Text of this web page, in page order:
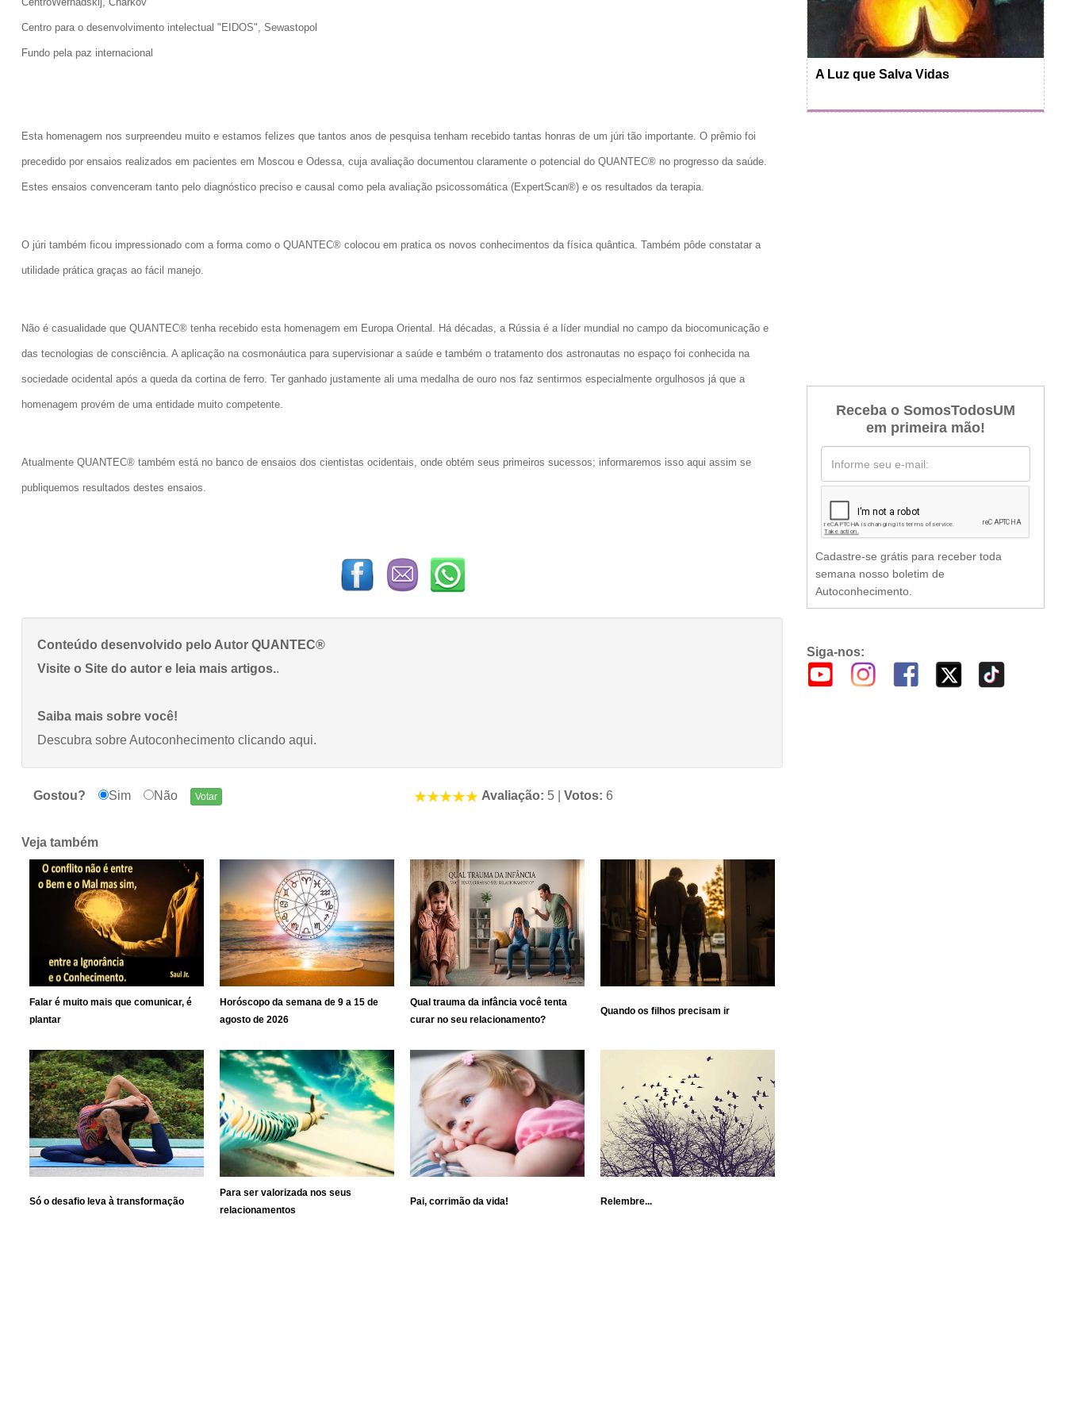
Centro para o desenvolvimento intelectual "EIDOS", Sewastopol
Fundo pela paz internacional
Esta homenagem nos surpreendeu muito e estamos felizes que tantos anos de pesquisa tenham recebido tantas honras de um júri tão importante. O prêmio foi
precedido por ensaios realizados em pacientes em Moscou e Odessa, cuja avaliação documentou claramente o potencial do QUANTEC® no progresso da saúde.
Estes ensaios convenceram tanto pelo diagnóstico preciso e causal como pela avaliação psicossomática (ExpertScan®) e os resultados da terapia.
O júri também ficou impressionado com a forma como o QUANTEC® colocou em pratica os novos conhecimentos da física quântica. Também pôde constatar a
utilidade prática graças ao fácil manejo.
Não é casualidade que QUANTEC® tenha recebido esta homenagem em Europa Oriental. Há décadas, a Rússia é a líder mundial no campo da biocomunicação e
das tecnologias de consciência. A aplicação na cosmonáutica para supervisionar a saúde e também o tratamento dos astronautas no espaço foi conhecida na
sociedade ocidental após a queda da cortina de ferro. Ter ganhado justamente ali uma medalha de ouro nos faz sentirmos especialmente orgulhosos já que a
homenagem provém de uma entidade muito competente.
Atualmente QUANTEC® também está no banco de ensaios dos cientistas ocidentais, onde obtém seus primeiros sucessos; informaremos isso aqui assim se
publiquemos resultados destes ensaios.
Conteúdo desenvolvido pelo Autor QUANTEC®
Visite o Site do autor e leia mais artigos..
Saiba mais sobre você!
Descubra sobre Autoconhecimento clicando aqui.
Gostou? Sim Não Avaliação: 5| Votos: 6
Veja também
Falar é muito mais que comunicar, é
plantar
Horóscopo da semana de 9 a 15 de
agosto de 2026
Qual trauma da infância você tenta
curar no seu relacionamento?
Quando os filhos precisam ir
Só o desafio leva à transformação
Para ser valorizada nos seus
relacionamentos
Pai, corrimão da vida! Relembre...
A Luz que Salva Vidas
Receba o SomosTodosUM
em primeira mão!
Cadastre-se grátis para receber toda
semana nosso boletim de
Autoconhecimento.
Siga-nos: